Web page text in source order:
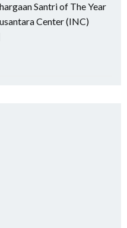
Santri of The Year
Center (INC)